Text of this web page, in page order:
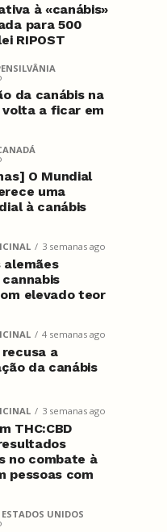
à «canábis»
para 500
RIPOST
da canábis na
volta a ficar em
O Mundial
uma
à canábis
3 semanas ago
alemães
elevado teor
4 semanas ago
recusa a
da canábis
3 semanas ago
THC:CBD
no combate à
pessoas com
UNIDOS